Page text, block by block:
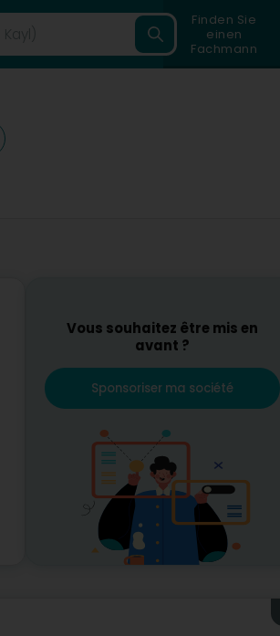
Finden Sie
einen
Fachmann
Vous souhaitez être mis en
avant ?
Sponsoriser ma société